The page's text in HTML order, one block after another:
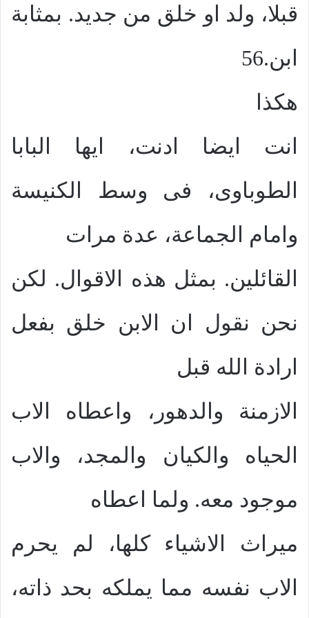
قبلا، ولد او خلق من جديد. بمثابة
ابن.56
هكذا
انت ايضا ادنت، ايها البابا
الطوباوى، فى وسط الكنيسة
وامام الجماعة، عدة مرات
القائلين. بمثل هذه الاقوال. لكن
نحن نقول ان الابن خلق بفعل
ارادة الله قبل
الازمنة والدهور، واعطاه الاب
الحياه والكيان والمجد، والاب
موجود معه. ولما اعطاه
ميراث الاشياء كلها، لم يحرم
الاب نفسه مما يملكه بحد ذاته،